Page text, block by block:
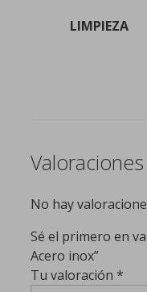
LIMPIEZA
Valoraciones
No hay
Sé el primero en
Acero inox”
Tu valoración *